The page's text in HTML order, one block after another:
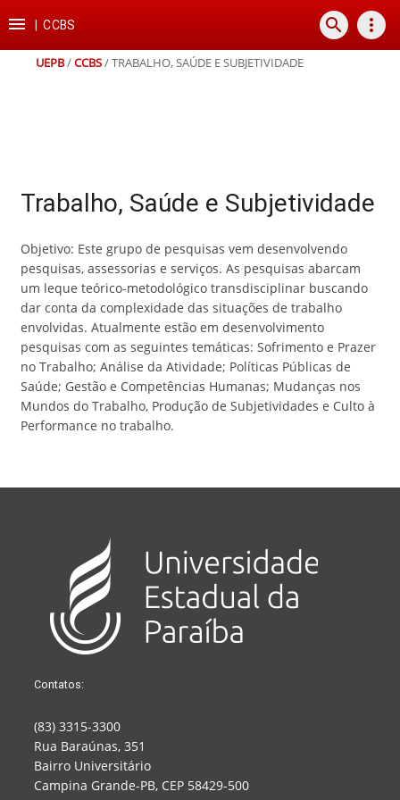
para
conteúdo
para
para
para
rodapé
 |CCBS search more_vert
UEPB/CCBS/TRABALHO, SAÚDE E SUBJETIVIDADE
Trabalho, Saúde e Subjetividade
Objetivo: Este grupo de pesquisas vem desenvolvendo
pesquisas, assessorias e serviços. As pesquisas abarcam
um leque teórico-metodológico transdisciplinar buscando
dar conta da complexidade das situações de trabalho
envolvidas. Atualmente estão em desenvolvimento
pesquisas com as seguintes temáticas: Sofrimento e Prazer
no Trabalho; Análise da Atividade; Políticas Públicas de
Saúde; Gestão e Competências Humanas; Mudanças nos
Mundos do Trabalho, Produção de Subjetividades e Culto à
Performance no trabalho.
Contatos:
(83) 3315-3300
Rua Baraúnas, 351
Bairro Universitário
Campina Grande-PB, CEP 58429-500